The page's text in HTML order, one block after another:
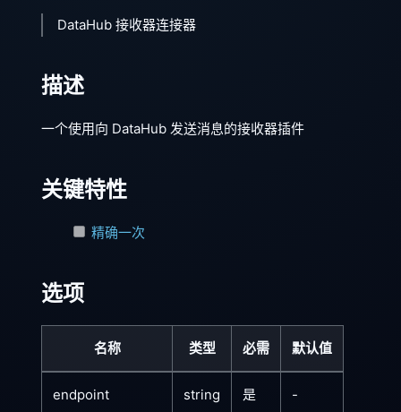
DataHub 接收器连接器
描述
一个使用向 DataHub 发送消息的接收器插件
关键特性
精确一次
选项
名称 类型 必需 默认值
endpoint string 是 -